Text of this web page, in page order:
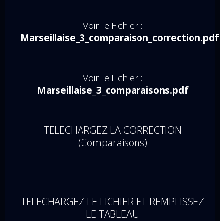
Voir le Fichier :
Marseillaise_3_comparaison_correction.pdf
Voir le Fichier :
Marseillaise_3_comparaisons.pdf
TELECHARGEZ LA CORRECTION
(Comparaisons)
TELECHARGEZ LE FICHIER ET REMPLISSEZ
LE TABLEAU